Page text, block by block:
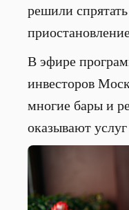
решили
В эфире
инвесторов
многие бары и
оказывают